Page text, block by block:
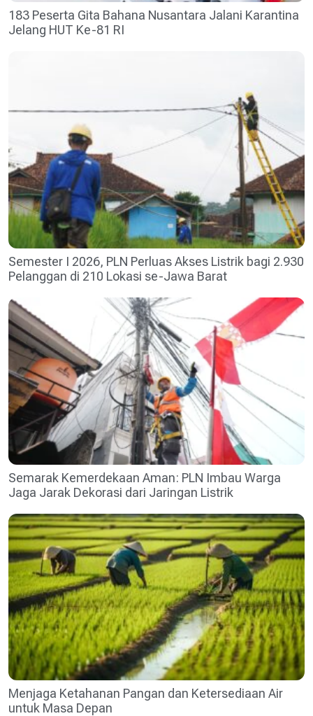
183 Peserta Gita Bahana Nusantara Jalani Karantina
Jelang HUT Ke-81 RI
Semester I 2026, PLN Perluas Akses Listrik bagi 2.930
Pelanggan di 210 Lokasi se-Jawa Barat
Semarak Kemerdekaan Aman: PLN Imbau Warga
Jaga Jarak Dekorasi dari Jaringan Listrik
Menjaga Ketahanan Pangan dan Ketersediaan Air
untuk Masa Depan